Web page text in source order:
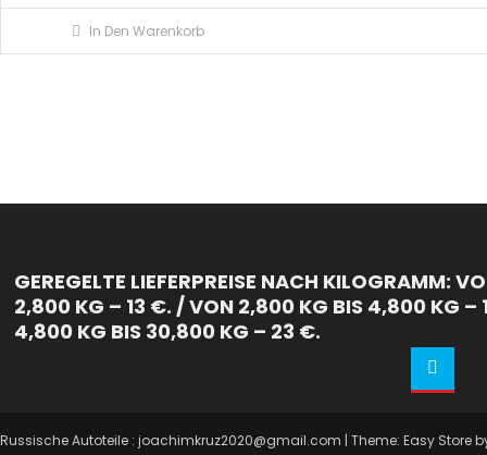
In Den Warenkorb
GEREGELTE LIEFERPREISE NACH KILOGRAMM:
2,800 KG – 13 €. / VON 2,800 KG BIS 4,800 KG –
4,800 KG BIS 30,800 KG – 23 €.
Russische Autoteile : joachimkruz2020@gmail.com | Theme: Easy Store